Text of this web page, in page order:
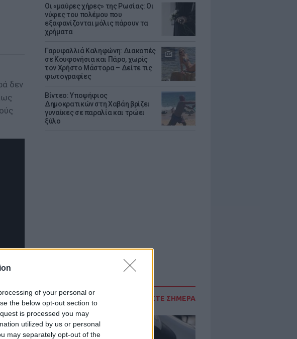
of your personal or
the below opt-out section to
is processed you may
utilized by us or personal
may separately opt-out of the
Οι «μαύρες χήρες» της Ρωσίας: Οι
νύφες του πολέμου που
εξαφανίζονται μόλις πάρουν τα
χρήματα
Γαρυφαλλιά Καληφώνη: Διακοπές
σε Κουφονήσια και Πάρο, χωρίς
τον Χρήστο Μάστορα – Δείτε τις
φωτογραφίες
Βίντεο: Υποψήφιος
Δημοκρατικών στη Χαβάη βρίζει
γυναίκες σε παραλία και τρώει
ξύλο
ΔΙΑΒΑΣΤΕ ΣΗΜΕΡΑ
δεν